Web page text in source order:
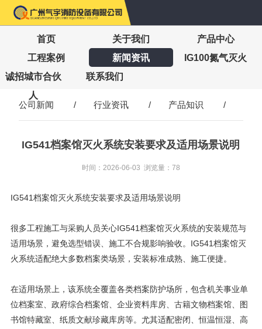
首页 关于我们
产品中心
工程案例
新闻资讯
IG100氮气灭火
诚招城市合伙
人
联系我们
公司新闻 / 行业资讯 / 产品知识 /
IG541档案馆灭火系统安装要求及适用场景说明
时间：2026-06-03 浏览量：78
IG541档案馆灭火系统安装要求及适用场景说明
很多工程施工与采购人员关心IG541档案馆灭火系统的安装规范与
适用场景，避免选型错误、施工不合规影响验收。IG541档案馆灭
火系统适配绝大多数档案类场景，安装标准成熟、施工便捷。
在适用场景上，该系统全覆盖各类档案防护场所，包含机关事业单
位档案室、政府综合档案馆、企业资料库房、古籍文物档案馆、图
书馆特藏室、纸质文献珍藏库房等。尤其适配密闭、恒温恒湿、高